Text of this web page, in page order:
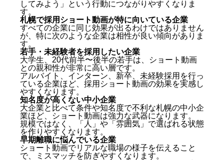
してみよう」という行動につながりやすくなりま
す。
札幌で採用ショート動画が特に向いている企業
すべての企業に同じ効果が出るわけではありません
が、特に次のような企業は相性が良い傾向がありま
す。
若手・未経験者を採用したい企業
大学生、20代前半〜後半の若手は、ショート動画
との親和性が非常に高い層です。
アルバイト、インターン、新卒、未経験採用を行っ
ている企業ほど、採用ショート動画の効果を実感し
やすくなります。
知名度が高くない中小企業
大企業と比べて条件や知名度で不利な札幌の中小企
業ほど、ショート動画は強力な武器になります。
規模ではなく、「人」や「雰囲気」で選ばれる状態
を作りやすくなります。
早期離職に悩んでいる企業
ショート動画でリアルな職場の様子を伝えること
で、ミスマッチを防ぎやすくなります。